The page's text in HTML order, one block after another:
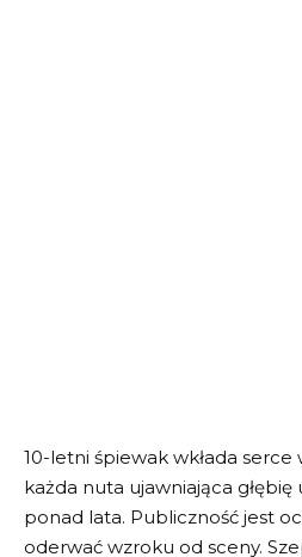
10-letni śpiewak wkłada
każda nuta ujawniająca głębię
ponad lata. Publiczność jest
oderwać wzroku od sceny.